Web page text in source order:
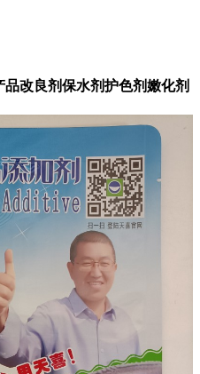
改良剂保水剂护色剂嫩化剂